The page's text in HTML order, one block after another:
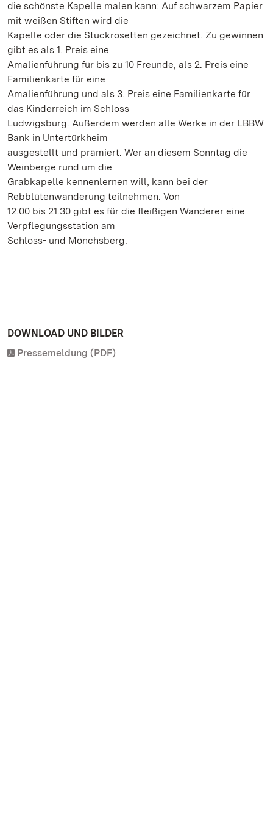
die schönste Kapelle malen kann: Auf schwarzem Papier
mit weißen Stiften wird die
Kapelle oder die Stuckrosetten gezeichnet. Zu gewinnen
gibt es als 1. Preis eine
Amalienführung für bis zu 10 Freunde, als 2. Preis eine
Familienkarte für eine
Amalienführung und als 3. Preis eine Familienkarte für
das Kinderreich im Schloss
Ludwigsburg. Außerdem werden alle Werke in der LBBW
Bank in Untertürkheim
ausgestellt und prämiert. Wer an diesem Sonntag die
Weinberge rund um die
Grabkapelle kennenlernen will, kann bei der
Rebblütenwanderung teilnehmen. Von
12.00 bis 21.30 gibt es für die fleißigen Wanderer eine
Verpflegungsstation am
Schloss- und Mönchsberg.
DOWNLOAD UND BILDER
Pressemeldung (PDF)